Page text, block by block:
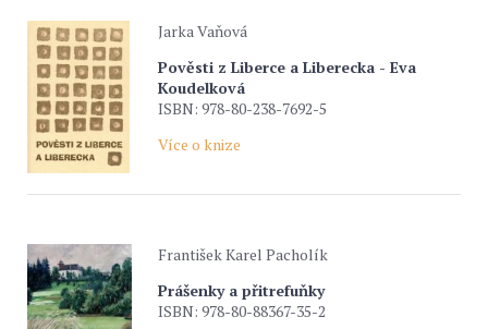
Jarka Vaňová
Pověsti z Liberce a Liberecka - Eva
Koudelková
ISBN: 978-80-238-7692-5
Více o knize
František Karel Pacholík
Prášenky a přitrefuňky
ISBN: 978-80-88367-35-2